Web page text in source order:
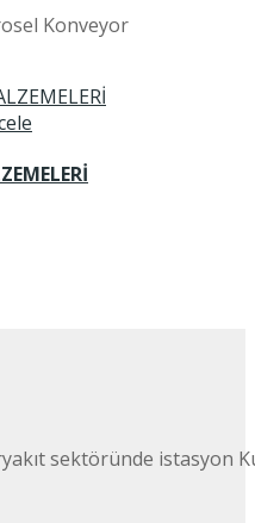
Konveyor
sektöründe istasyon